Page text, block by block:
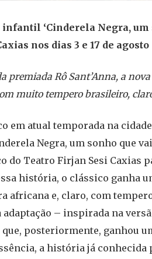
‘Cinderela Negra, um
nos dias 3 e 17 de agosto
premiada Rô Sant’Anna, a
muito tempero brasileiro,
em atual temporada na
Negra, um sonho que
do Teatro Firjan Sesi Caxias
história, o clássico ganha
africana e, claro, com
adaptação – inspirada na
que, posteriormente, ganhou
a história já